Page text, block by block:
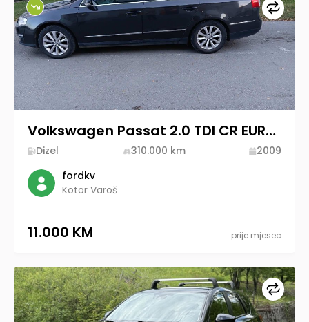
Volkswagen Passat 2.0 TDI CR EURO5
Dizel 310.000 km
2009
fordkv
Kotor Varoš
11.000 KM prije mjesec